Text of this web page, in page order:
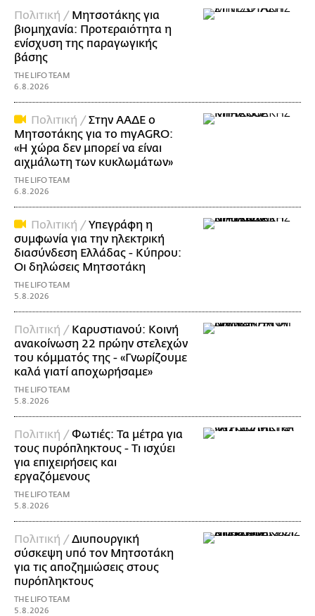
Πολιτική / Μητσοτάκης για
βιομηχανία: Προτεραιότητα η
ενίσχυση της παραγωγικής
βάσης
THE LIFO TEAM
6.8.2026
Πολιτική /Στην ΑΑΔΕ ο
Μητσοτάκης για το myAGRO:
«Η χώρα δεν μπορεί να είναι
αιχμάλωτη των κυκλωμάτων»
THE LIFO TEAM
6.8.2026
Πολιτική /Υπεγράφη η
συμφωνία για την ηλεκτρική
διασύνδεση Ελλάδας - Κύπρου:
Οι δηλώσεις Μητσοτάκη
THE LIFO TEAM
5.8.2026
Πολιτική / Καρυστιανού: Κοινή
ανακοίνωση 22 πρώην στελεχών
του κόμματός της - «Γνωρίζουμε
καλά γιατί αποχωρήσαμε»
THE LIFO TEAM
5.8.2026
Πολιτική /Φωτιές: Τα μέτρα για
τους πυρόπληκτους - Τι ισχύει
για επιχειρήσεις και
εργαζόμενους
THE LIFO TEAM
5.8.2026
Πολιτική /Διυπουργική
σύσκεψη υπό τον Μητσοτάκη
για τις αποζημιώσεις στους
πυρόπληκτους
THE LIFO TEAM
5.8.2026